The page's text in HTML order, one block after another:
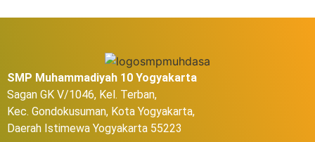
SMP Muhammadiyah 10 Yogyakarta
Sagan GK V/1046, Kel. Terban,
Kec. Gondokusuman, Kota Yogyakarta,
Daerah Istimewa Yogyakarta 55223